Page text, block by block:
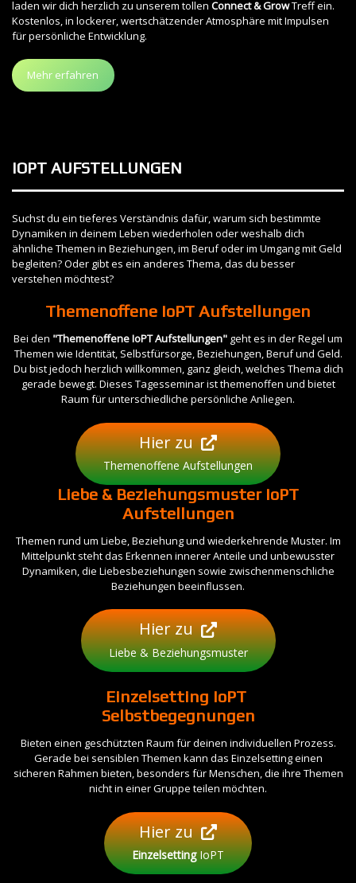
laden wir dich herzlich zu unserem tollen Connect & GrowTreff ein.
Kostenlos, in lockerer, wertschätzender Atmosphäre mit Impulsen
für persönliche Entwicklung.
Mehr erfahren
IOPT AUFSTELLUNGEN
Suchst du ein tieferes Verständnis dafür, warum sich bestimmte
Dynamiken in deinem Leben wiederholen oder weshalb dich
ähnliche Themen in Beziehungen, im Beruf oder im Umgang mit Geld
begleiten? Oder gibt es ein anderes Thema, das du besser
verstehen möchtest?
Themenoffene IoPT Aufstellungen
Bei den "Themenoffene IoPT Aufstellungen" geht es in der Regel um
Themen wie Identität, Selbstfürsorge, Beziehungen, Beruf und Geld.
Du bist jedoch herzlich willkommen, ganz gleich, welches Thema dich
gerade bewegt. Dieses Tagesseminar ist themenoffen und bietet
Raum für unterschiedliche persönliche Anliegen.
Hier zu
Themenoffene Aufstellungen
Liebe & Beziehungsmuster IoPT
Aufstellungen
Themen rund um Liebe, Beziehung und wiederkehrende Muster. Im
Mittelpunkt steht das Erkennen innerer Anteile und unbewusster
Dynamiken, die Liebesbeziehungen sowie zwischenmenschliche
Beziehungen beeinflussen.
Hier zu
Liebe & Beziehungsmuster
Einzelsetting IoPT
Selbstbegegnungen
Bieten einen geschützten Raum für deinen individuellen Prozess.
Gerade bei sensiblen Themen kann das Einzelsetting einen
sicheren Rahmen bieten, besonders für Menschen, die ihre Themen
nicht in einer Gruppe teilen möchten.
Hier zu
EinzelsettingIoPT